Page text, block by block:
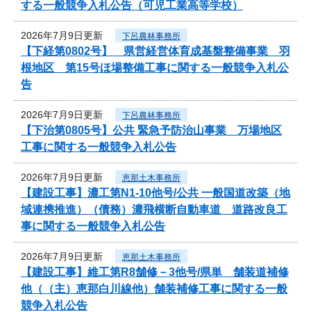
する一般競争入札公告（可児工業高等学校）
2026年7月9日更新 下呂農林事務所
【下経第0802号】 県営経営体育成基盤整備事業 羽
根地区 第15号ほ場整備工事に関する一般競争入札公
告
2026年7月9日更新 下呂農林事務所
【下治第0805号】公共 緊急予防治山事業 万場地区
工事に関する一般競争入札公告
2026年7月9日更新 恵那土木事務所
【建設工事】濃工第N1-10他号/公共 一般国道改築（地
域連携推進）（債務）濃飛横断自動車道 道路改良工
事に関する一般競争入札公告
2026年7月9日更新 恵那土木事務所
【建設工事】維工第R8舗修－3他号/県単 舗装道補修
他（（主）恵那白川線他）舗装補修工事に関する一般
競争入札公告